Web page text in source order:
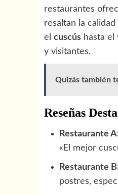
restaurantes
resaltan la
el cuscús hasta el
y visitantes.
Quizás también
Reseñas
Restaurante
«El mejor
Restaurante
postres,